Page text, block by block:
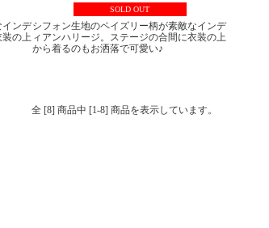
インデ
装の上
SOLD OUT
シフォン生地のペイズリー柄が素敵なインデ
ィアンハリージ。ステージの合間に衣装の上
から着るのもお洒落で可愛い♪
全 [8] 商品中 [1-8] 商品を表示しています。